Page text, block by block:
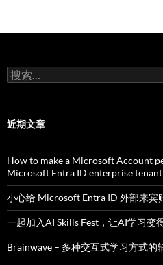
搜
索：
近期文章
How to make a Microsoft Account
Microsoft Entra ID enterprise tenant
小心给 Microsoft Entra ID 外部来宾
一起加入AI Skills Fest，让AI学习变
Brainwave – 多种交互式学习方式的